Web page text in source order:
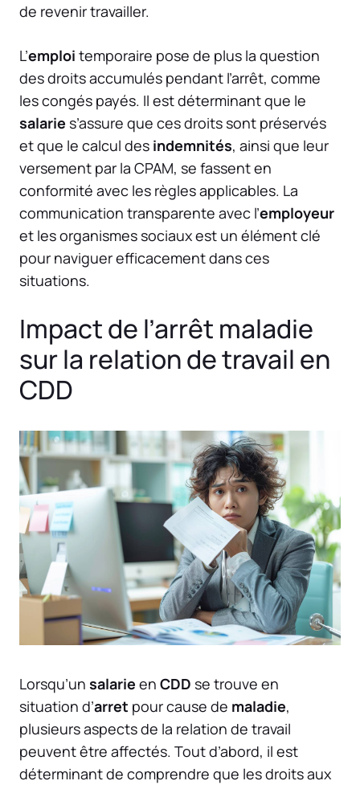
de revenir travailler.
L’emploi temporaire pose de plus la question
des droits accumulés pendant l’arrêt, comme
les congés payés. Il est déterminant que le
salarie s’assure que ces droits sont préservés
et que le calcul des indemnités, ainsi que leur
versement par la CPAM, se fassent en
conformité avec les règles applicables. La
communication transparente avec l’employeur
et les organismes sociaux est un élément clé
pour naviguer efficacement dans ces
situations.
Impact de l’arrêt maladie
sur la relation de travail en
CDD
Lorsqu’un salarie en CDD se trouve en
situation d’arret pour cause de maladie,
plusieurs aspects de la relation de travail
peuvent être affectés. Tout d’abord, il est
déterminant de comprendre que les droits aux